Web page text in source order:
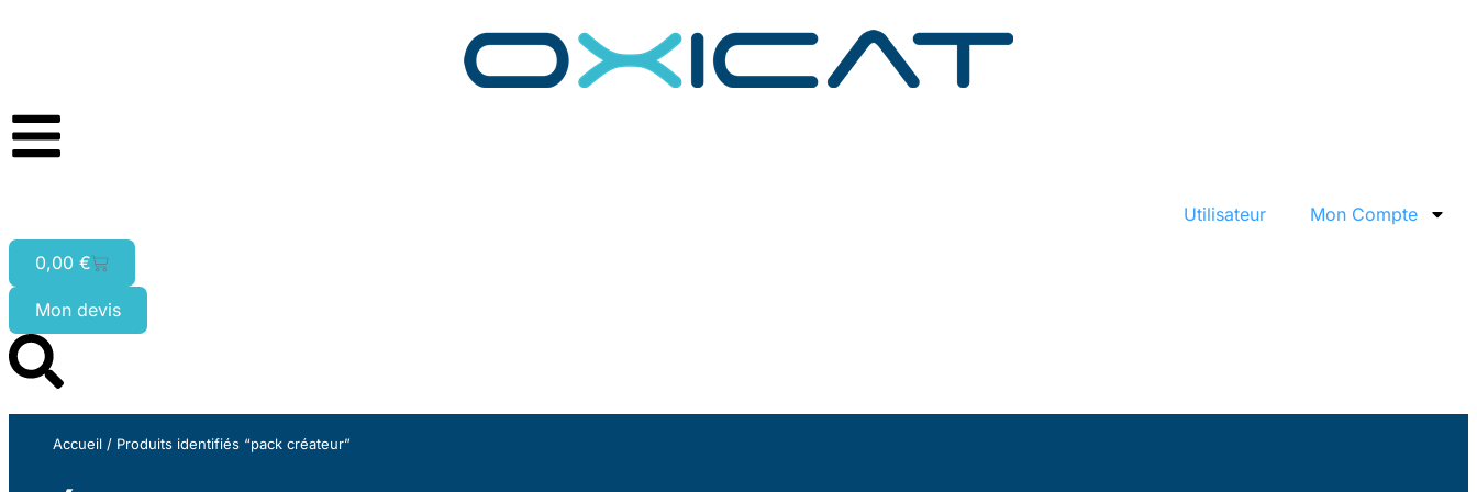
Utilisateur Mon Compte
0,00 €
Mon devis
Accueil / Produits identifiés “pack créateur”